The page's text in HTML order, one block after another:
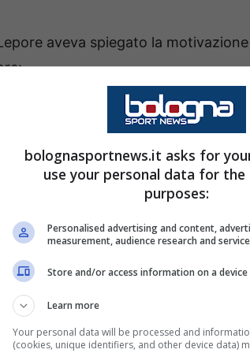
aveva spiegato la
le motivazioni. I costi e
in Piazza Maggiore sono
Dopo la morte di due
a Torino, per un evento
risposta del capo gruppo di
bolognasportnews.it asks for
use your personal data for
purposes:
Personalised advertising and content,
measurement, audience research and
Store and/or access information on a device
Learn more
Your personal data will be processed and
(cookies, unique identifiers, and other device data)